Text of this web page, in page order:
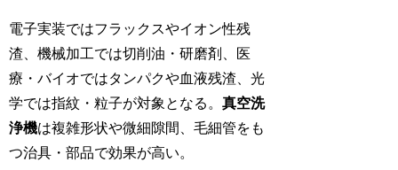
電子実装ではフラックスやイオン性残
渣、機械加工では切削油・研磨剤、医
療・バイオではタンパクや血液残渣、光
学では指紋・粒子が対象となる。真空洗
浄機は複雑形状や微細隙間、毛細管をも
つ治具・部品で効果が高い。